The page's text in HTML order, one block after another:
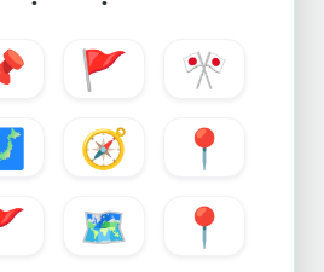
🚩
🎌
🧭
📍
🗺️
📍